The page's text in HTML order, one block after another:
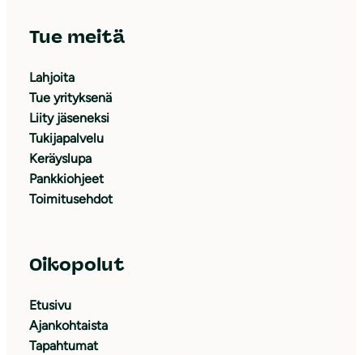
Tue meitä
Lahjoita
Tue yrityksenä
Liity jäseneksi
Tukijapalvelu
Keräyslupa
Pankkiohjeet
Toimitusehdot
Oikopolut
Etusivu
Ajankohtaista
Tapahtumat